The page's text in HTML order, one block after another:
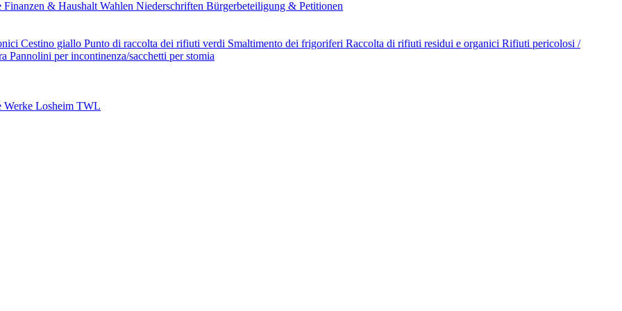
Finanzen & Haushalt Wahlen Niederschriften Bürgerbeteiligung & Petitionen
Cestino giallo Punto di raccolta dei rifiuti verdi Smaltimento dei frigoriferi Raccolta di rifiuti residui e organici Rifiuti pericolosi /
Pannolini per incontinenza/sacchetti per stomia
Werke Losheim TWL